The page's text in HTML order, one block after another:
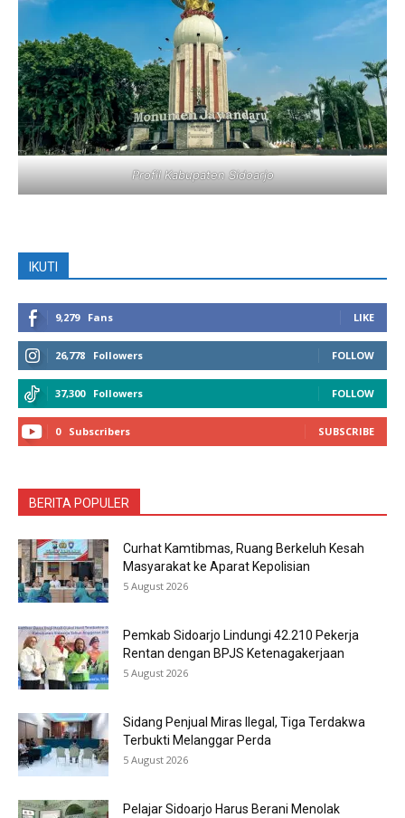
Profil Kabupaten Sidoarjo
IKUTI
9,279 Fans LIKE
26,778 Followers FOLLOW
37,300 Followers FOLLOW
0 Subscribers SUBSCRIBE
BERITA POPULER
Curhat Kamtibmas, Ruang Berkeluh Kesah
Masyarakat ke Aparat Kepolisian
5 August 2026
Pemkab Sidoarjo Lindungi 42.210 Pekerja
Rentan dengan BPJS Ketenagakerjaan
5 August 2026
Sidang Penjual Miras Ilegal, Tiga Terdakwa
Terbukti Melanggar Perda
5 August 2026
Pelajar Sidoarjo Harus Berani Menolak